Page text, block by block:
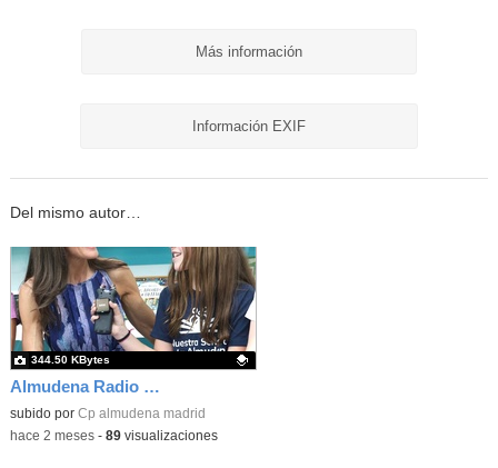
Más información
Información EXIF
Del mismo autor…
Almudena Radio Dña Letizia 06
Contenido educativo.
subido por Cp almudena madrid
344.50 KBytes
-hace 2 meses- 89visualizaciones